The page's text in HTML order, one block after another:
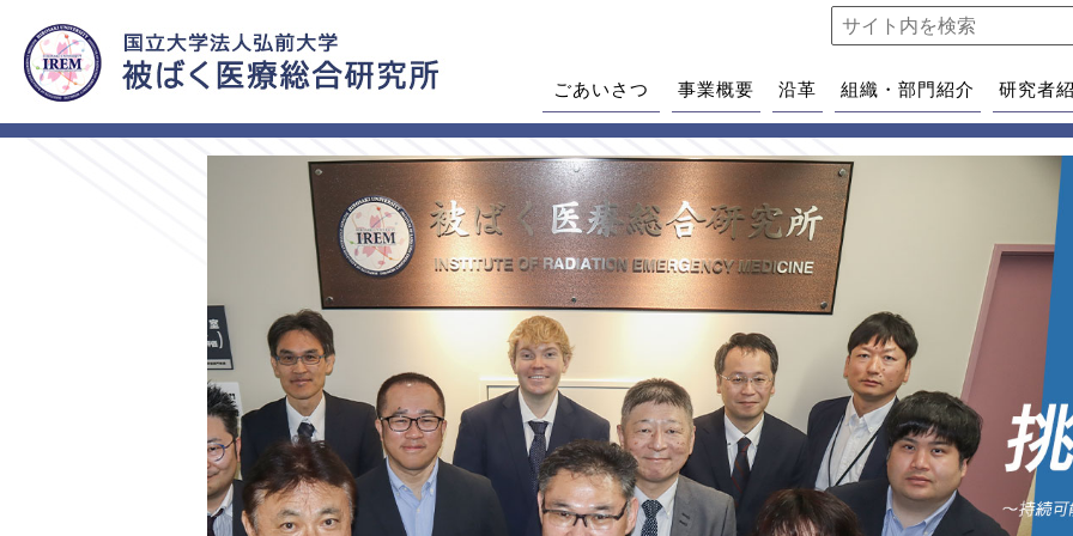
ごあいさつ 事業概要 沿革 組織・部門紹介 研究者